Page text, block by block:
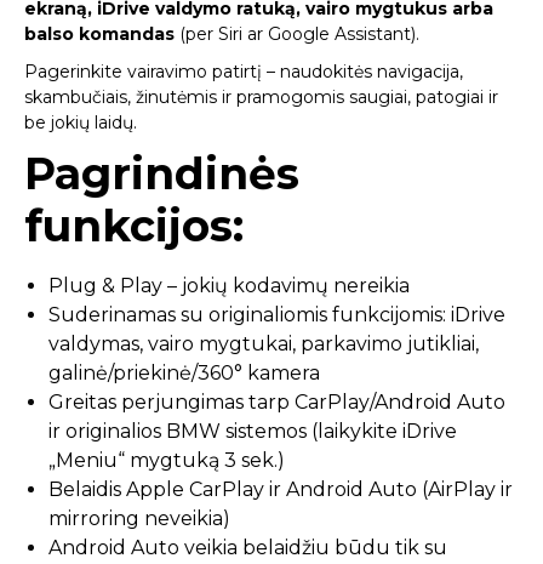
ekraną, iDrive valdymo ratuką, vairo mygtukus arba
balso komandas (per Siri ar Google Assistant).
Pagerinkite vairavimo patirtį – naudokitės navigacija,
skambučiais, žinutėmis ir pramogomis saugiai, patogiai ir
be jokių laidų.
Pagrindinės
funkcijos:
Plug & Play – jokių kodavimų nereikia
Suderinamas su originaliomis funkcijomis: iDrive
valdymas, vairo mygtukai, parkavimo jutikliai,
galinė/priekinė/360° kamera
Greitas perjungimas tarp CarPlay/Android Auto
ir originalios BMW sistemos (laikykite iDrive
„Meniu“ mygtuką 3 sek.)
Belaidis Apple CarPlay ir Android Auto (AirPlay ir
mirroring neveikia)
Android Auto veikia belaidžiu būdu tik su